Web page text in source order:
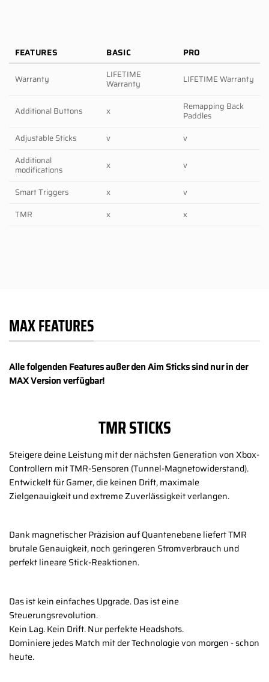
FEATURES BASIC PRO
Warranty LIFETIME
Warranty LIFETIME Warranty
Additional Buttons x Remapping Back
Paddles
Adjustable Sticks
v
v
Additional
modifications x v
Smart Triggers x
v
TMR
x x
MAX FEATURES
Alle folgenden Features außer den Aim Sticks sind nur in der
MAX Version verfügbar!
TMR STICKS
Steigere deine Leistung mit der nächsten Generation von Xbox-
Controllern mit TMR-Sensoren (Tunnel-Magnetowiderstand).
Entwickelt für Gamer, die keinen Drift, maximale
Zielgenauigkeit und extreme Zuverlässigkeit verlangen.
Dank magnetischer Präzision auf Quantenebene liefert TMR
brutale Genauigkeit, noch geringeren Stromverbrauch und
perfekt lineare Stick-Reaktionen.
Das ist kein einfaches Upgrade. Das ist eine
Steuerungsrevolution.
Kein Lag. Kein Drift. Nur perfekte Headshots.
Dominiere jedes Match mit der Technologie von morgen - schon
heute.